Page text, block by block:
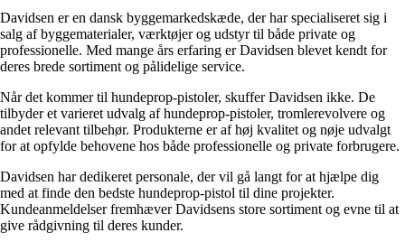
Davidsen er en dansk byggemarkedskæde, der har specialiseret sig i
salg af byggematerialer, værktøjer og udstyr til både private og
professionelle. Med mange års erfaring er Davidsen blevet kendt for
deres brede sortiment og pålidelige service.
Når det kommer til hundeprop-pistoler, skuffer Davidsen ikke. De
tilbyder et varieret udvalg af hundeprop-pistoler, tromlerevolvere og
andet relevant tilbehør. Produkterne er af høj kvalitet og nøje udvalgt
for at opfylde behovene hos både professionelle og private forbrugere.
Davidsen har dedikeret personale, der vil gå langt for at hjælpe dig
med at finde den bedste hundeprop-pistol til dine projekter.
Kundeanmeldelser fremhæver Davidsens store sortiment og evne til at
give rådgivning til deres kunder.